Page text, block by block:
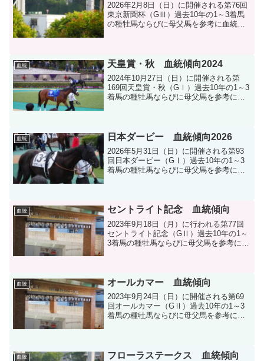
2026年2月8日（日）に開催される第76回
東京新聞杯（GⅢ）過去10年の1～3着馬
の種牡馬ならびに母父馬を参考に血統分
血統 天皇賞・秋 血統傾向2024
2024年10月27日（日）に開催される第
169回天皇賞・秋（GⅠ）過去10年の1～3
着馬の種牡馬ならびに母父馬を参考に血
血統 日本ダービー 血統傾向2026
2026年5月31日（日）に開催される第93
回日本ダービー（GⅠ）過去10年の1～3
着馬の種牡馬ならびに母父馬を参考に血
血統 セントライト記念 血統傾向
2023年9月18日（月）に行われる第77回
セントライト記念（GⅡ）過去10年の1～
3着馬の種牡馬ならびに母父馬を参考に血
血統 オールカマー 血統傾向
2023年9月24日（日）に開催される第69
回オールカマー（GⅡ）過去10年の1～3
着馬の種牡馬ならびに母父馬を参考に血
血統
フローラステークス 血統傾向